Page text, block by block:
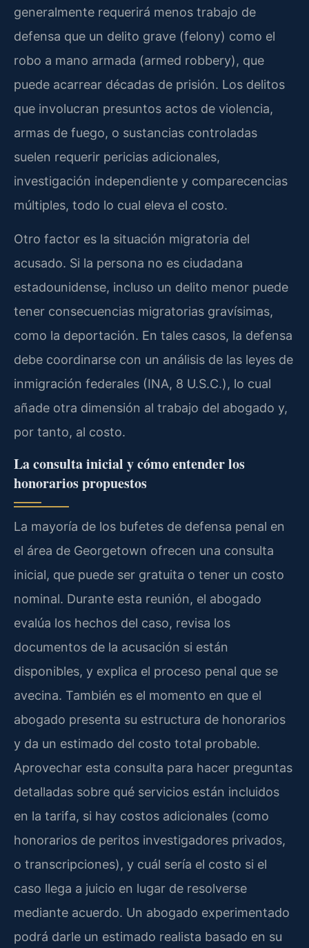
generalmente requerirá menos trabajo de
defensa que un delito grave (felony) como el
robo a mano armada (armed robbery), que
puede acarrear décadas de prisión. Los delitos
que involucran presuntos actos de violencia,
armas de fuego, o sustancias controladas
suelen requerir pericias adicionales,
investigación independiente y comparecencias
múltiples, todo lo cual eleva el costo.
Otro factor es la situación migratoria del
acusado. Si la persona no es ciudadana
estadounidense, incluso un delito menor puede
tener consecuencias migratorias gravísimas,
como la deportación. En tales casos, la defensa
debe coordinarse con un análisis de las leyes de
inmigración federales (INA, 8 U.S.C.), lo cual
añade otra dimensión al trabajo del abogado y,
por tanto, al costo.
La consulta inicial y cómo entender los
honorarios propuestos
La mayoría de los bufetes de defensa penal en
el área de Georgetown ofrecen una consulta
inicial, que puede ser gratuita o tener un costo
nominal. Durante esta reunión, el abogado
evalúa los hechos del caso, revisa los
documentos de la acusación si están
disponibles, y explica el proceso penal que se
avecina. También es el momento en que el
abogado presenta su estructura de honorarios
y da un estimado del costo total probable.
Aprovechar esta consulta para hacer preguntas
detalladas sobre qué servicios están incluidos
en la tarifa, si hay costos adicionales (como
honorarios de peritos investigadores privados,
o transcripciones), y cuál sería el costo si el
caso llega a juicio en lugar de resolverse
mediante acuerdo. Un abogado experimentado
podrá darle un estimado realista basado en su